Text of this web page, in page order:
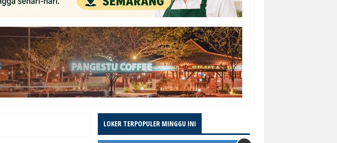
LOKER TERPOPULER MINGGU INI